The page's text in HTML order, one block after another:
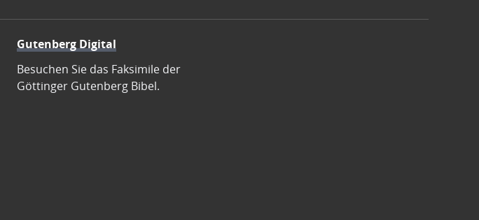
Gutenberg Digital
Besuchen Sie das Faksimile der
Göttinger Gutenberg Bibel.